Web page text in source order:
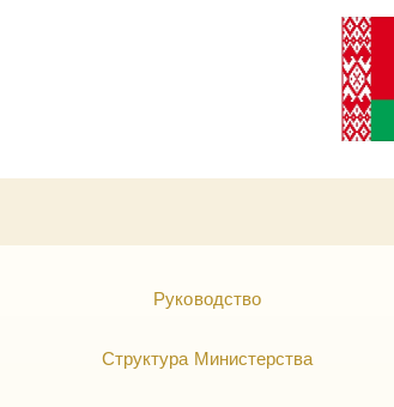
Руководство
Структура Министерства